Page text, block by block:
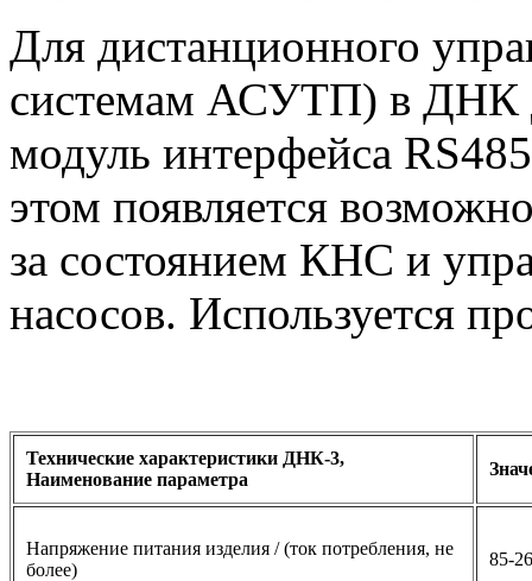
Для дистанционного
системам АСУТП) в ДНК
модуль интерфейса
этом появляется
за состоянием КНС и
насосов. Используется
Технические характеристики ДНК-3,
Наименование параметра
Напряжение питания изделия / (ток потребления, не
более)
85-